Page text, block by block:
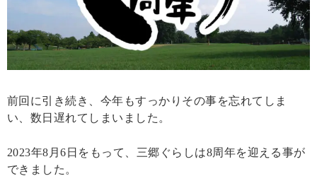
前回に引き続き、今年もすっかりその事を忘れてしま
い、数日遅れてしまいました。
2023年8月6日をもって、三郷ぐらしは8周年を迎える事が
できました。